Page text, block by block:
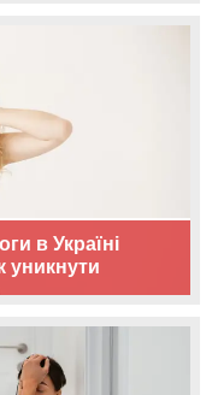
в Україні
уникнути